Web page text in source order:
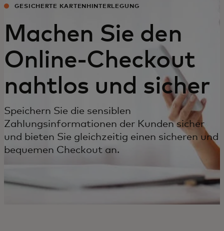
GESICHERTE KARTENHINTERLEGUNG
Machen Sie den
Online-Checkout
nahtlos und sicher
Speichern Sie die sensiblen
Zahlungsinformationen der Kunden sicher
und bieten Sie gleichzeitig einen sicheren und
bequemen Checkout an.